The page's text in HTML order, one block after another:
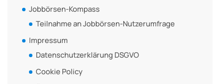
Jobbörsen-Kompass
Teilnahme an Jobbörsen-Nutzerumfrage
Impressum
Datenschutzerklärung DSGVO
Cookie Policy